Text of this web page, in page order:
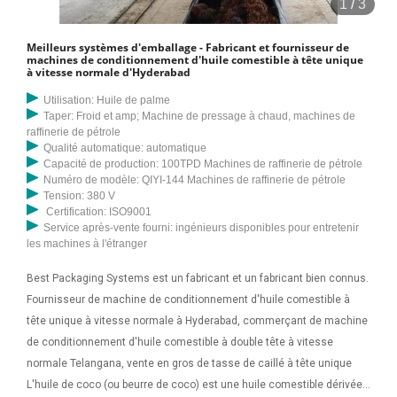
Industries est le fabricant et fournisseur haïtien de machines et de
pétrole, les moulins à huile, les raffineries de pétrole et les maisons
de production d'usines de biodiesel. La société constituée dans
l'année
1 /3
Meilleurs systèmes d'emballage - Fabricant et fournisseur de
machines de conditionnement d'huile comestible à tête unique
à vitesse normale d'Hyderabad
Utilisation: Huile de palme
Taper: Froid et amp; Machine de pressage à chaud, machines de
raffinerie de pétrole
Qualité automatique: automatique
Capacité de production: 100TPD Machines de raffinerie de pétrole
Numéro de modèle: QIYI-144 Machines de raffinerie de pétrole
Tension: 380 V
Certification: ISO9001
Service après-vente fourni: ingénieurs disponibles pour entretenir
les machines à l'étranger
Best Packaging Systems est un fabricant et un fabricant bien connus.
Fournisseur de machine de conditionnement d'huile comestible à
tête unique à vitesse normale à Hyderabad, commerçant de machine
de conditionnement d'huile comestible à double tête à vitesse
normale Telangana, vente en gros de tasse de caillé à tête unique
L'huile de coco (ou beurre de coco) est une huile comestible dérivée